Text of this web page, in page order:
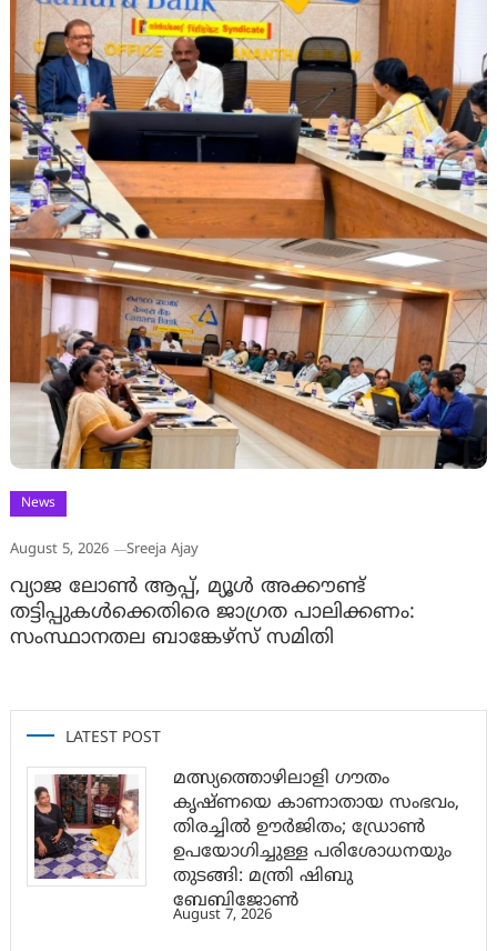
News
August 5, 2026 Sreeja Ajay
വ്യാജ ലോൺ ആപ്പ്, മ്യൂൾ അക്കൗണ്ട്
തട്ടിപ്പുകൾക്കെതിരെ ജാ​ഗ്രത പാലിക്കണം:
സംസ്ഥാനതല ബാങ്കേഴ്സ് സമിതി
LATEST POST
മത്സ്യത്തൊഴിലാളി ഗൗതം
കൃഷ്ണയെ കാണാതായ സംഭവം,
തിരച്ചിൽ ഊർജിതം; ഡ്രോണ്‍
ഉപയോഗിച്ചുള്ള പരിശോധനയും
തുടങ്ങി: മന്ത്രി ഷിബു
ബേബിജോണ്‍
August 7, 2026